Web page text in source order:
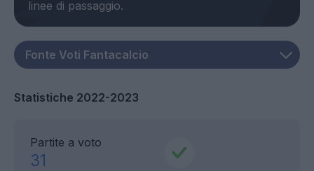
Statistiche 2022-2023
Partite a voto
31